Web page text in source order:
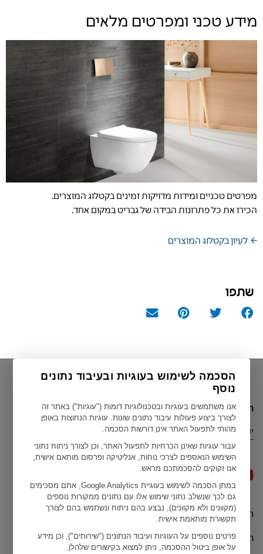
מידע טכני ומפרטים מלאים
מפרטים טכניים ומידות מדויקות זמינים בקטלוג המוצרים.
הכירו את כל פתרונות הבידה של גבריט במקום אחד.
לעיון בקטלוג המוצרים
שתפו
הסכמה לשימוש בעוגיות ובעיבוד נתונים
נוסף
אנו משתמשים בעוגיות ובטכנולוגיות דומות ("עוגיות") באתר זה
לצורך ביצוע פעולות עיבוד נתונים שונות. עוגיות הנחוצות באופן
מהותי לתפעול האתר אינן דורשות הסכמה.
עבור עוגיות שאינן הכרחיות לתפעול האתר, וכן לצורך ניתוח נתוני
השימוש הנאספים לצרכי נוחות, אנליטיקה ופרסום מותאם אישית,
אנו זקוקים להסכמתכם מראש.
במתן הסכמה לשימוש בעוגיית Google Analytics, אתם מסכימים
גם לכך שנשלב נתוני שימוש אלו עם נתונים ממקורות נוספים
(מקוונים ולא מקוונים), נבצע בהם ניתוח ונשתמש בהם לצורך
תקשורת מותאמת אישית.
פרטים נוספים על העוגיות ועיבוד הנתונים ("שירותים"), וכן מידע
על אופן ביטול ההסכמה, ניתן למצוא בקישורים שלהלן.
הארץ הנוכחית שלך
ישראל
תנאי שימושGeberit כל הזכויות שמורות ל ©
הצהרות האיחוד האירופי